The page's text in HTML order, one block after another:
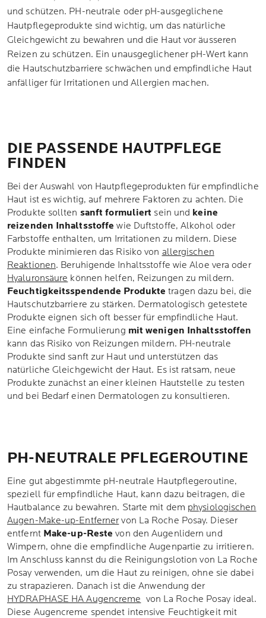
und schützen. PH-neutrale oder pH-ausgeglichene
Hautpflegeprodukte sind wichtig, um das natürliche
Gleichgewicht zu bewahren und die Haut vor äusseren
Reizen zu schützen. Ein unausgeglichener pH-Wert kann
die Hautschutzbarriere schwächen und empfindliche Haut
anfälliger für Irritationen und Allergien machen.
DIE PASSENDE HAUTPFLEGE
FINDEN
Bei der Auswahl von Hautpflegeprodukten für empfindliche
Haut ist es wichtig, auf mehrere Faktoren zu achten. Die
Produkte sollten sanft formuliert sein und keine
reizenden Inhaltsstoffe wie Duftstoffe, Alkohol oder
Farbstoffe enthalten, um Irritationen zu mildern. Diese
Produkte minimieren das Risiko von allergischen
Reaktionen. Beruhigende Inhaltsstoffe wie Aloe vera oder
Hyaluronsäure können helfen, Reizungen zu mildern.
Feuchtigkeitsspendende Produkte tragen dazu bei, die
Hautschutzbarriere zu stärken. Dermatologisch getestete
Produkte eignen sich oft besser für empfindliche Haut.
Eine einfache Formulierung mit wenigen Inhaltsstoffen
kann das Risiko von Reizungen mildern. PH-neutrale
Produkte sind sanft zur Haut und unterstützen das
natürliche Gleichgewicht der Haut. Es ist ratsam, neue
Produkte zunächst an einer kleinen Hautstelle zu testen
und bei Bedarf einen Dermatologen zu konsultieren.
PH-NEUTRALE PFLEGEROUTINE
Eine gut abgestimmte pH-neutrale Hautpflegeroutine,
speziell für empfindliche Haut, kann dazu beitragen, die
Hautbalance zu bewahren. Starte mit dem physiologischen
Augen-Make-up-Entfernervon La Roche Posay. Dieser
entfernt Make-up-Reste von den Augenlidern und
Wimpern, ohne die empfindliche Augenpartie zu irritieren.
Im Anschluss kannst du die Reinigungslotion von La Roche
Posay verwenden, um die Haut zu reinigen, ohne sie dabei
zu strapazieren. Danach ist die Anwendung der
HYDRAPHASE HA Augencreme von La Roche Posay ideal.
Diese Augencreme spendet intensive Feuchtigkeit mit